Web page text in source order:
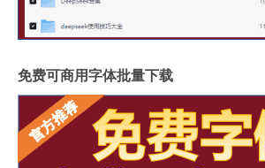
免费可商用字体批量下载